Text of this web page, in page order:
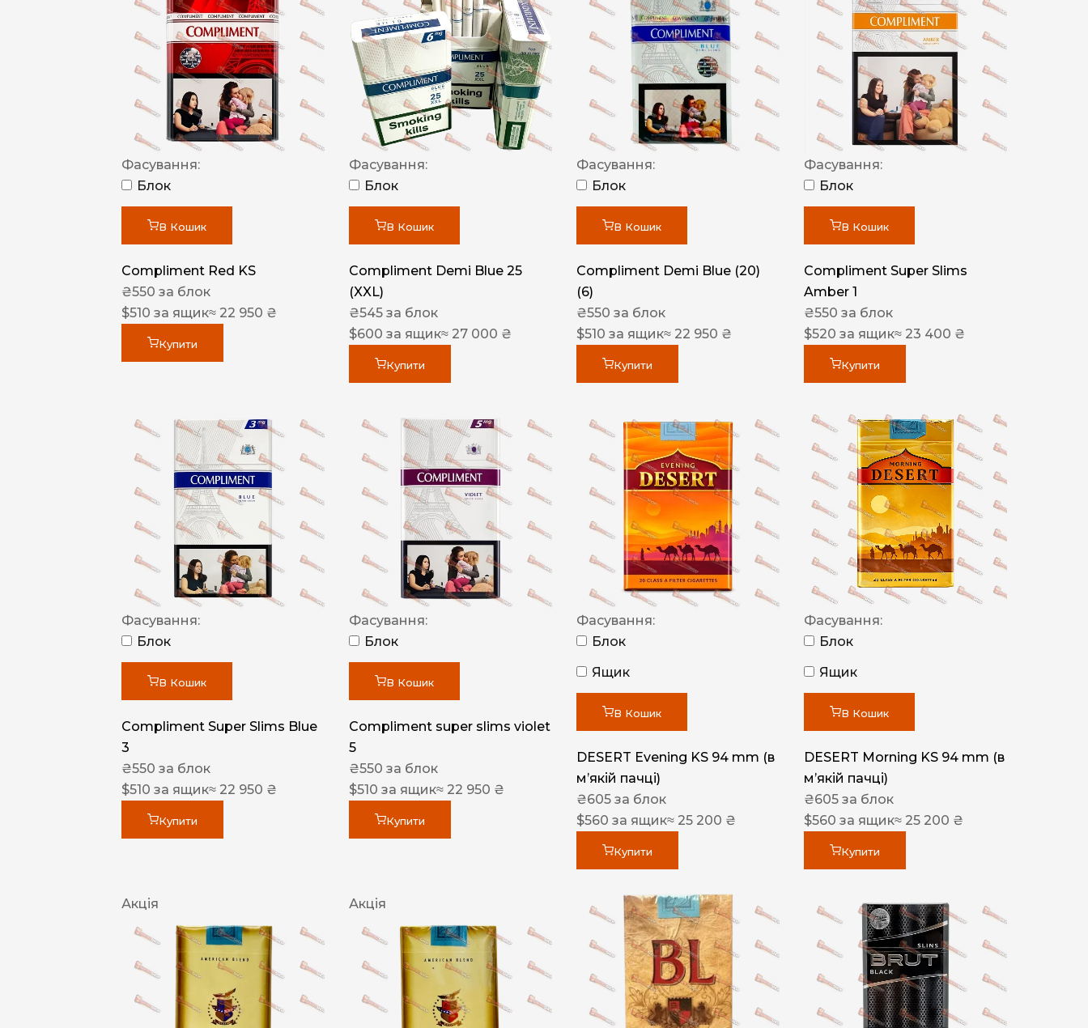
Фасування:
Блок
В Кошик
Compliment Red KS
₴550 за блок
$510 за ящик≈ 22 950 ₴
Купити
Фасування:
Блок
В Кошик
Compliment Demi Blue 25
(XXL)
₴545 за блок
$600 за ящик≈ 27 000 ₴
Купити
Фасування:
Блок
В Кошик
Compliment Demi Blue (20)
(6)
₴550 за блок
$510 за ящик≈ 22 950 ₴
Купити
Фасування:
Блок
В Кошик
Compliment Super Slims
Amber 1
₴550 за блок
$520 за ящик≈ 23 400 ₴
Купити
Фасування:
Блок
В Кошик
Compliment Super Slims Blue
3
₴550 за блок
$510 за ящик≈ 22 950 ₴
Купити
Фасування:
Блок
В Кошик
Compliment super slims violet
5
₴550 за блок
$510 за ящик≈ 22 950 ₴
Купити
Фасування:
Блок
Ящик
В Кошик
DESERT Evening KS 94 mm (в
мʼякій пачці)
₴605 за блок
$560 за ящик≈ 25 200 ₴
Купити
Фасування:
Блок
Ящик
В Кошик
DESERT Morning KS 94 mm (в
мʼякій пачці)
₴605 за блок
$560 за ящик≈ 25 200 ₴
Купити
Акція Акція